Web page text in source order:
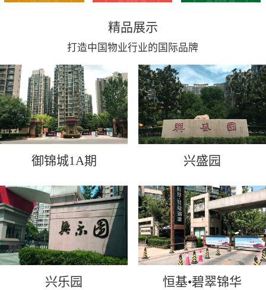
精品展示
打造中国物业行业的国际品牌
御锦城1A期 兴盛园
兴乐园 恒基•碧翠锦华